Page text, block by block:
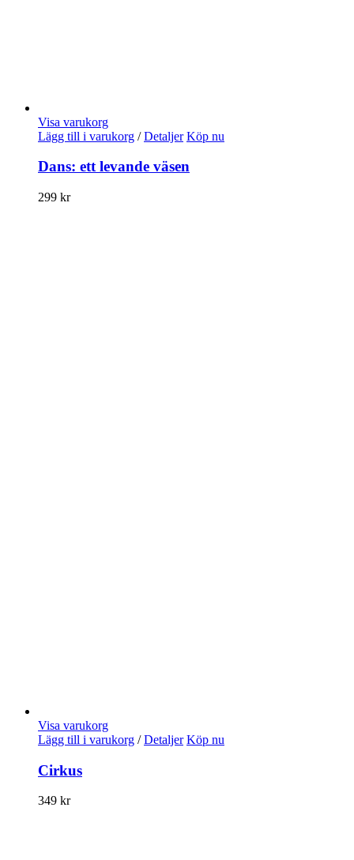
Visa varukorg
Lägg till i varukorg / Detaljer Köp nu
Dans: ett levande väsen
299 kr
Visa varukorg
Lägg till i varukorg / Detaljer Köp nu
Cirkus
349 kr